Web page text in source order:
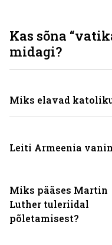
Miks pääses Martin
Luther tuleriidal
põletamisest?
Kas sõna
midagi?
Miks elavad
Leiti Armeenia